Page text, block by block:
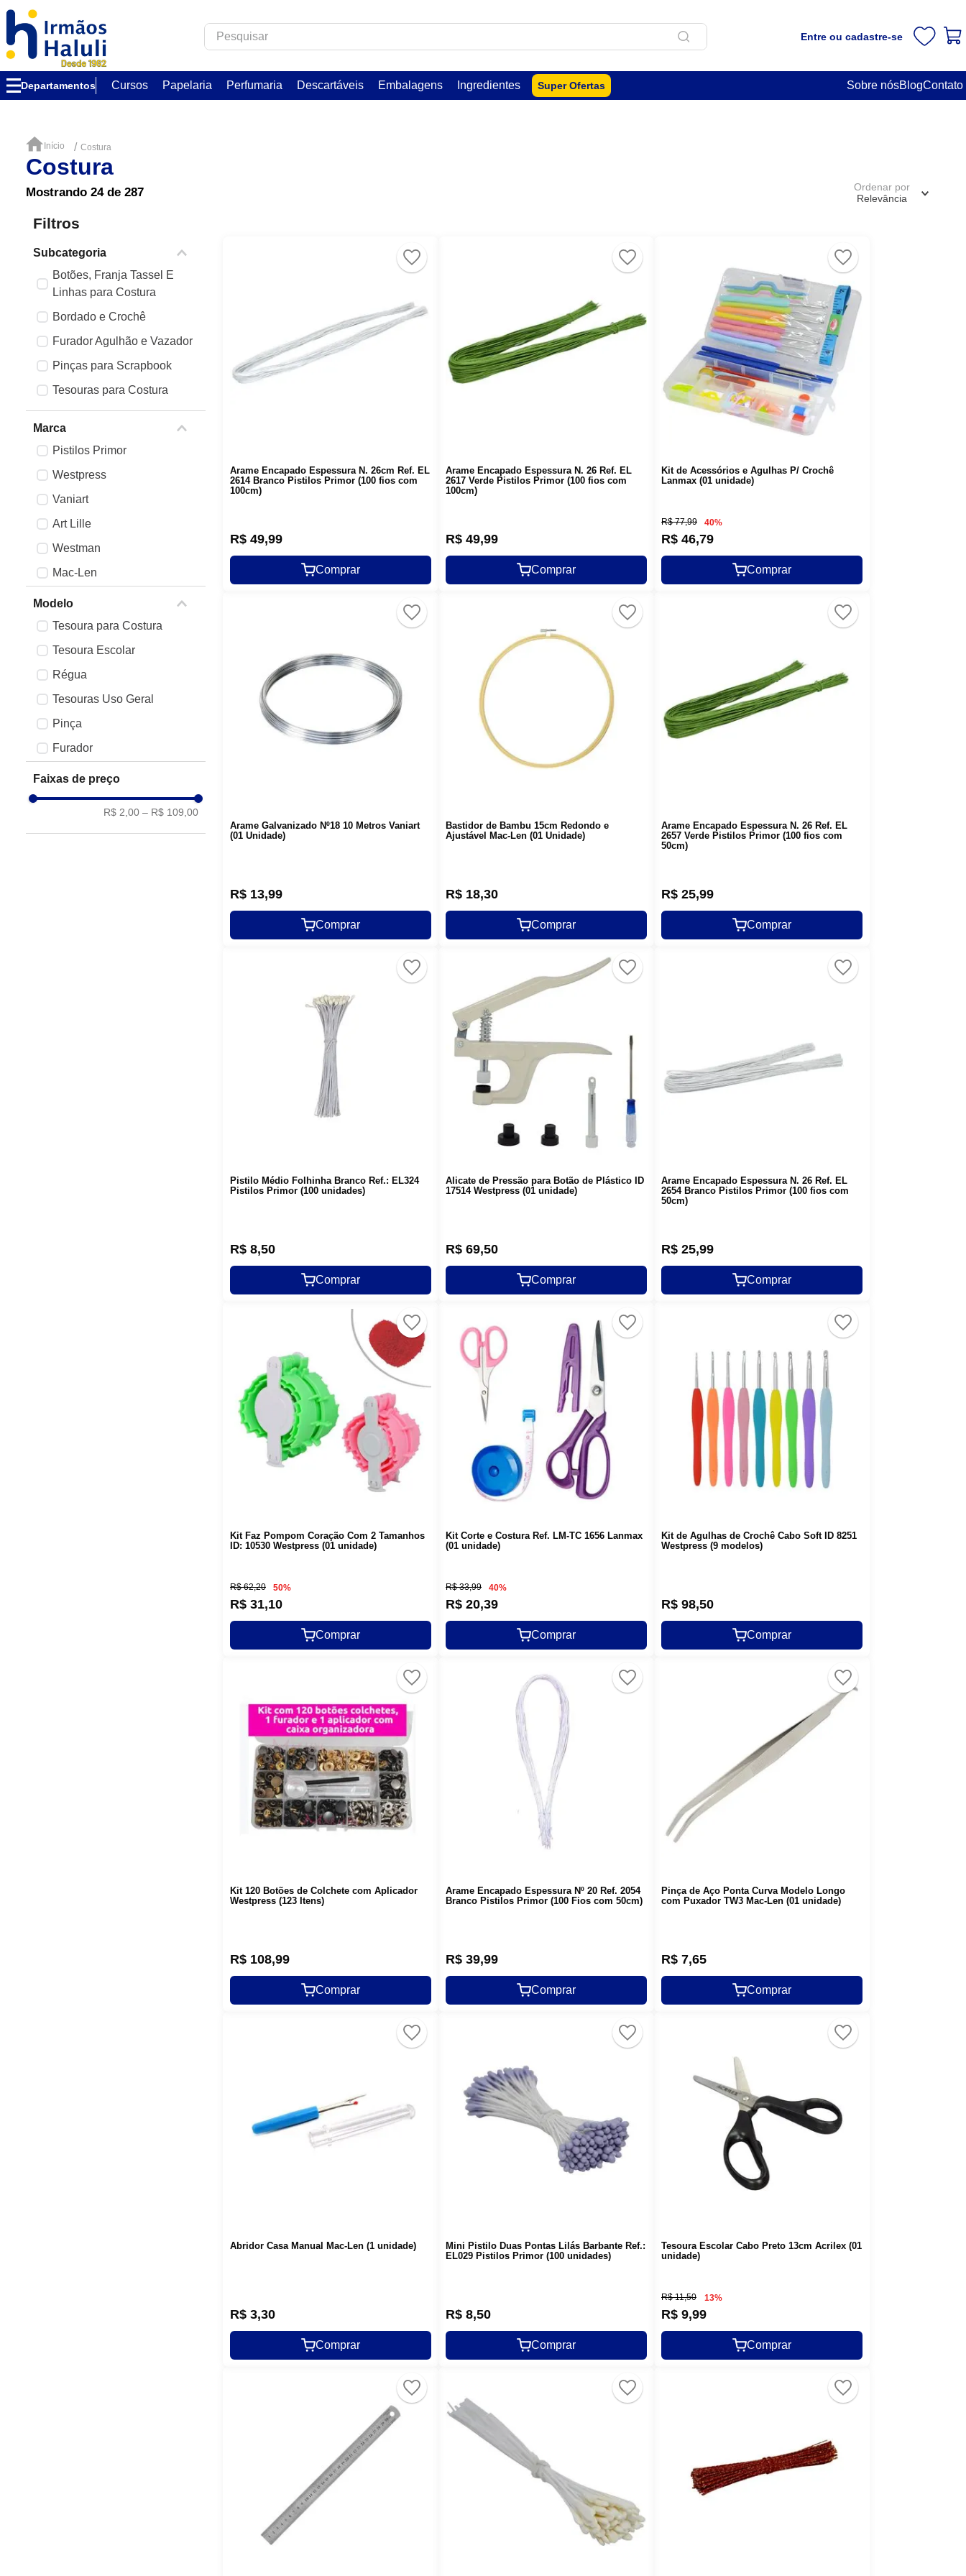
Pesquisar
Entre ou cadastre-se
Departamentos Cursos Papelaria Perfumaria Descartáveis Embalagens Ingredientes Super Ofertas Sobre nósBlogContato
Costura
Costura
Mostrando 24 de 287
Ordenar por
Relevância
Filtros
Subcategoria
Botões, Franja Tassel E
Linhas para Costura
Bordado e Crochê
Furador Agulhão e Vazador
Pinças para Scrapbook
Tesouras para Costura
Bastidores e Réguas
Marca
Pistilos Primor
Westpress
Vaniart
Art Lille
Westman
Mac-Len
Acrilex
NYBC
Litoarte
Lanmax
Ver mais 6
Modelo
Tesoura para Costura
Tesoura Escolar
Régua
Tesouras Uso Geral
Pinça
Furador
Bastidor
Tesoura de Picotar
Desmanchador
Faixas de preço
R$ 2,00 – R$ 109,00
Arame Encapado Espessura N. 26cm Ref. EL
2614 Branco Pistilos Primor (100 fios com
100cm)
R$ 49,99
Comprar
Arame Encapado Espessura N. 26 Ref. EL
2617 Verde Pistilos Primor (100 fios com
100cm)
R$ 49,99
Comprar
Kit de Acessórios e Agulhas P/ Crochê
Lanmax (01 unidade)
R$ 77,99 40%
R$ 46,79
Comprar
Arame Galvanizado Nº18 10 Metros Vaniart
(01 Unidade)
R$ 13,99
Comprar
Bastidor de Bambu 15cm Redondo e
Ajustável Mac-Len (01 Unidade)
R$ 18,30
Comprar
Arame Encapado Espessura N. 26 Ref. EL
2657 Verde Pistilos Primor (100 fios com
50cm)
R$ 25,99
Comprar
Pistilo Médio Folhinha Branco Ref.: EL324
Pistilos Primor (100 unidades)
R$ 8,50
Comprar
Alicate de Pressão para Botão de Plástico ID
17514 Westpress (01 unidade)
R$ 69,50
Comprar
Arame Encapado Espessura N. 26 Ref. EL
2654 Branco Pistilos Primor (100 fios com
50cm)
R$ 25,99
Comprar
Kit Faz Pompom Coração Com 2 Tamanhos
ID: 10530 Westpress (01 unidade)
R$ 62,20 50%
R$ 31,10
Comprar
Kit Corte e Costura Ref. LM-TC 1656 Lanmax
(01 unidade)
R$ 33,99 40%
R$ 20,39
Comprar
Kit de Agulhas de Crochê Cabo Soft ID 8251
Westpress (9 modelos)
R$ 98,50
Comprar
Kit 120 Botões de Colchete com Aplicador
Westpress (123 Itens)
R$ 108,99
Comprar
Arame Encapado Espessura Nº 20 Ref. 2054
Branco Pistilos Primor (100 Fios com 50cm)
R$ 39,99
Comprar
Pinça de Aço Ponta Curva Modelo Longo
com Puxador TW3 Mac-Len (01 unidade)
R$ 7,65
Comprar
Abridor Casa Manual Mac-Len (1 unidade)
R$ 3,30
Comprar
Mini Pistilo Duas Pontas Lilás Barbante Ref.:
EL029 Pistilos Primor (100 unidades)
R$ 8,50
Comprar
Tesoura Escolar Cabo Preto 13cm Acrilex (01
unidade)
R$ 11,50 13%
R$ 9,99
Comprar
1º
corfix